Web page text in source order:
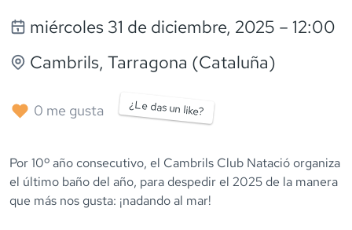
miércoles 31 de diciembre, 2025 – 12:00
Cambrils, Tarragona (Cataluña)
0 me gusta ¿Le das un like?
Por 10º año consecutivo, el Cambrils Club Natació organiza
el último baño del año, para despedir el 2025 de la manera
que más nos gusta: ¡nadando al mar!